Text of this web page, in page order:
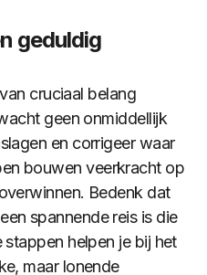
geduldig
cruciaal belang
geen onmiddellijk
en corrigeer waar
bouwen veerkracht op
Bedenk dat
spannende reis is die
helpen je bij het
maar lonende